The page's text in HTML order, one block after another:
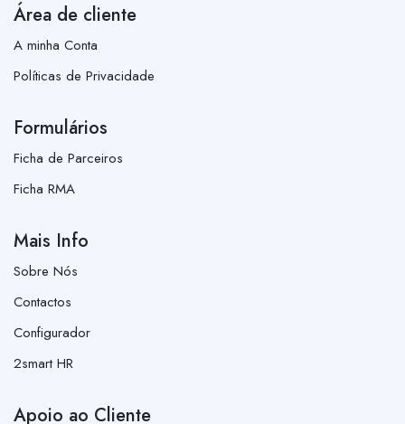
Área de cliente
A minha Conta
Políticas de Privacidade
Formulários
Ficha de Parceiros
Ficha RMA
Mais Info
Sobre Nós
Contactos
Configurador
2smart HR
Apoio ao Cliente